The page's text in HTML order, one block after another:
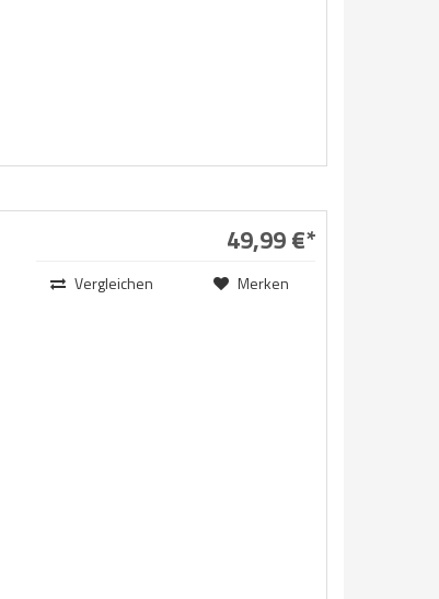
49,99 €*
Vergleichen Merken